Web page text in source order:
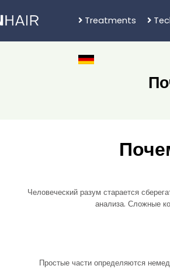
Treatments
Человеческий разум старается
анализа. Сложные
Простые части определяются